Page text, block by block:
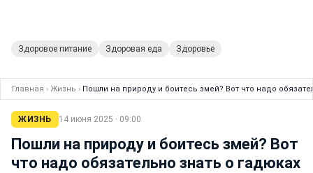
Здоровое питание Здоровая еда Здоровье
Главная › Жизнь › Пошли на природу и боитесь змей? Вот что надо
ЖИЗНЬ 14 июня 2025 · 09:00
Пошли на природу и боитесь змей? Вот
что надо обязательно знать о гадюках